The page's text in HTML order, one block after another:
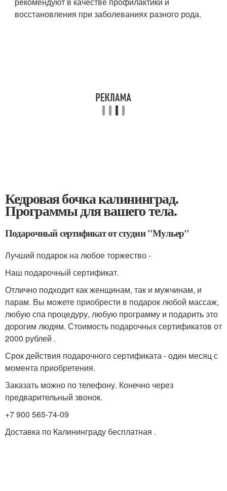
восстановления при заболеваниях разного рода.
Кедровая бочка калининград.
Программы для вашего тела.
Подарочный сертификат от студии "Мульер"
Лучший подарок на любое торжество -
Наш подарочный сертификат.
Отлично подходит как женщинам, так и мужчинам, и
парам. Вы можете приобрести в подарок любой массаж,
любую спа процедуру, любую программу и подарить это
дорогим людям. Стоимость подарочных сертификатов от
2000 рублей .
Срок действия подарочного сертификата - один месяц с
момента приобретения.
Заказать можно по телефону. Конечно через
предварительный звонок.
+7 900 565-74-09
Доставка по Калининграду бесплатная .